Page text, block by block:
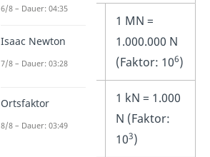
(Meganewton
1 MN =
1.000.000 N
(Faktor: 106)
kN
1 kN = 1.000
N (Faktor:
103)
6/8 – Dauer: 04:35
Isaac Newton
7/8 – Dauer: 03:28
Ortsfaktor
8/8 – Dauer: 03:49